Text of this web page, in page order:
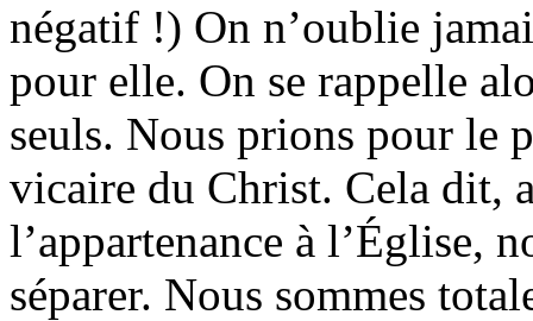
négatif !) On n’oublie
pour elle. On se rappelle
seuls. Nous prions pour le
vicaire du Christ. Cela dit,
l’appartenance à l’Église,
séparer. Nous sommes